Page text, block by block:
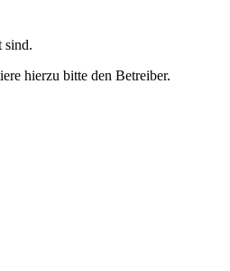
sind.
hierzu bitte den Betreiber.